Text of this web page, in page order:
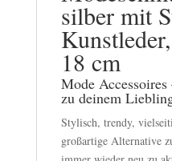
silber mit
18 cm
Mode
zu deinem
Stylisch, trendy,
großartige Alternative